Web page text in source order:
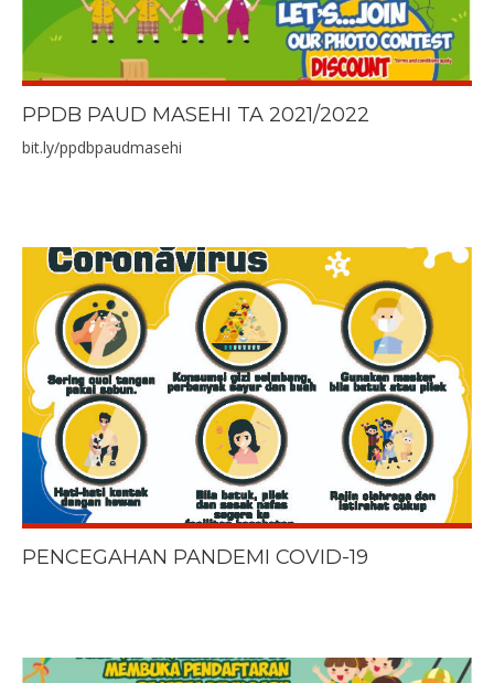
PPDB PAUD MASEHI TA 2021/2022
bit.ly/ppdbpaudmasehi
PENCEGAHAN PANDEMI COVID-19